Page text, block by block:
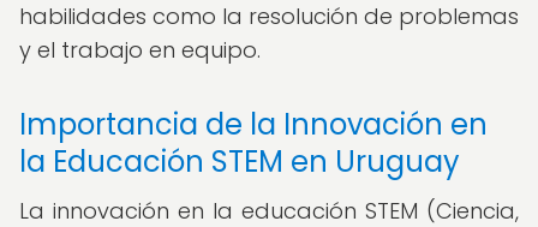
habilidades como la resolución de problemas
y el trabajo en equipo.
Importancia de la Innovación en
la Educación STEM en Uruguay
La innovación en la educación STEM (Ciencia,